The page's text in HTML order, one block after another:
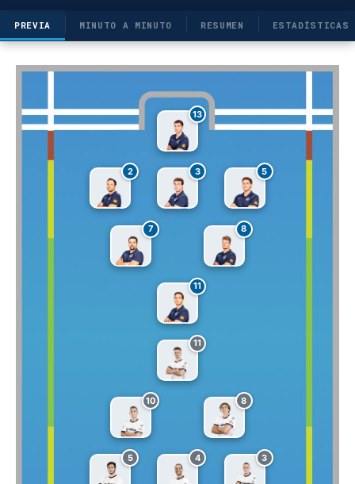
PREVIA MINUTO A MINUTO RESUMEN ESTADÍSTICAS
13
2 3 5
7 8
11
11
10 8
5 4 3